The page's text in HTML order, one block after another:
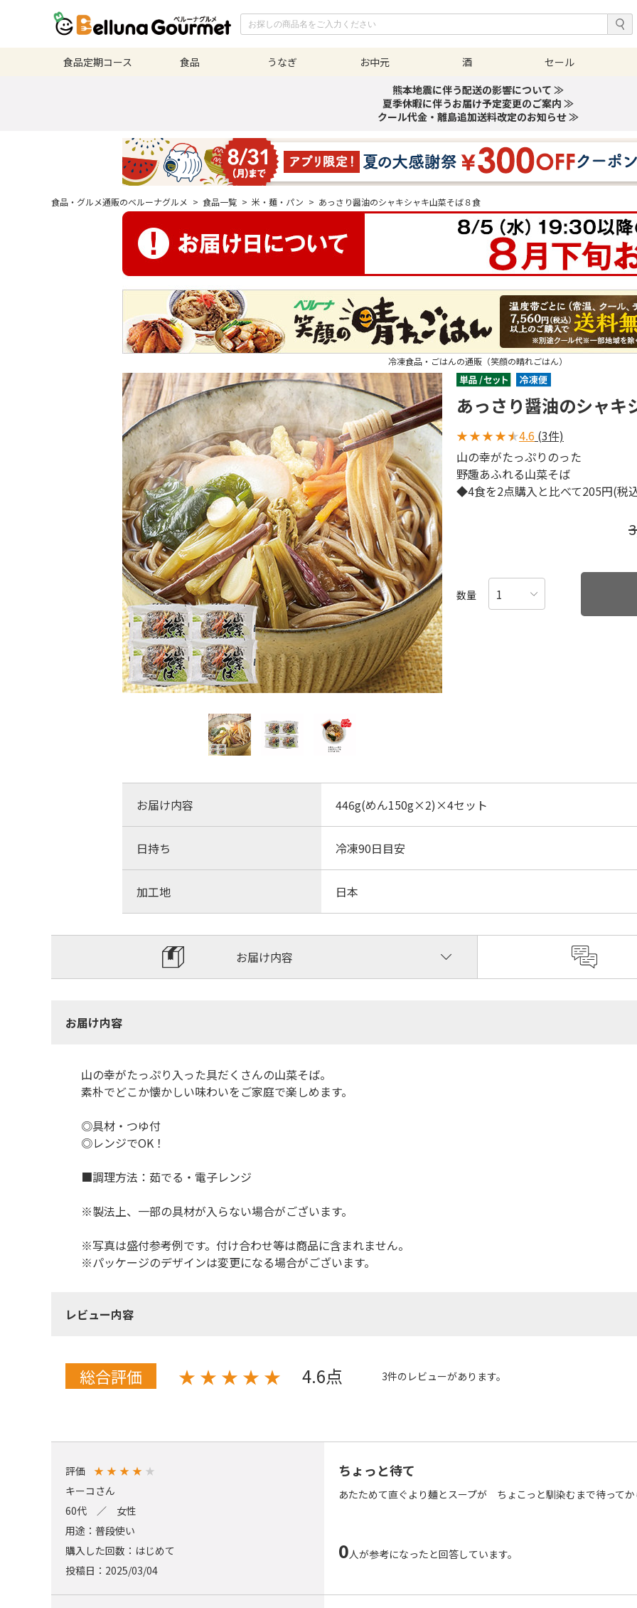
食品定期コース 食品 うなぎ お中元 酒
セール
熊本地震に伴う配送の影響について ≫
夏季休暇に伴うお届け予定変更のご案内 ≫
クール代金・離島追加送料改定のお知らせ ≫
食品・グルメ通販のベルーナグルメ > 食品一覧 > 米・麺・パン > あっさり醤油のシャキシャキ山菜そば８食
冷凍食品・ごはんの通販（笑顔の晴れごはん）
あっさり醤油のシャキ
★★★★★4.6 (3件)
山の幸がたっぷりのった
野趣あふれる山菜そば
◆4食を2点購入と比べて205円(税
数量
お届け内容 446g(めん150g×2)×4セット
日持ち 冷凍90日目安
加工地 日本
お届け内容
お届け内容
山の幸がたっぷり入った具だくさんの山菜そば。
素朴でどこか懐かしい味わいをご家庭で楽しめます。
◎具材・つゆ付
◎レンジでOK！
■調理方法：茹でる・電子レンジ
※製法上、一部の具材が入らない場合がございます。
※写真は盛付参考例です。付け合わせ等は商品に含まれません。
※パッケージのデザインは変更になる場合がございます。
レビュー内容
総合評価 ★ ★ ★ ★ ★ 4.6点 3件のレビューがあります。
評価 ★ ★ ★ ★ ★
キーコさん
60代 ／ 女性
用途：普段使い
購入した回数：はじめて
投稿日：2025/03/04
ちょっと待て
あたためて直ぐより麺とスープが ちょこっと馴染むまで待って
0人が参考になったと回答しています。